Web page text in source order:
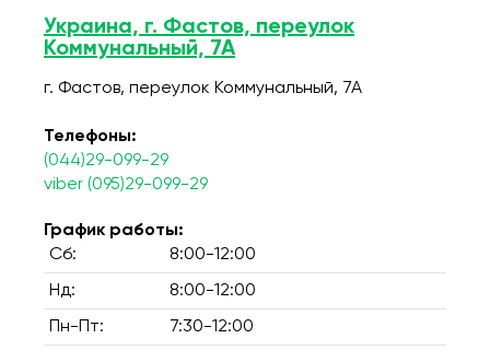
Украина, г. Фастов, переулок
Коммунальный, 7А
г. Фастов, переулок Коммунальный, 7А
Телефоны:
(044)29-099-29
viber (095)29-099-29
График работы:
Сб:
8:00-12:00
Нд: 8:00-12:00
Пн-Пт: 7:30-12:00